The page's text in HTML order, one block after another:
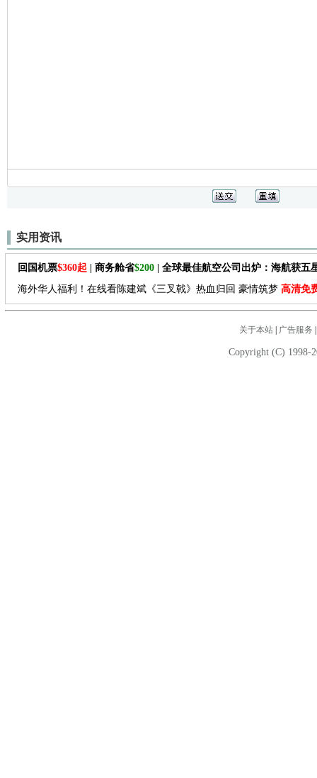
实用资讯
回国机票$360起 | 商务舱省$200 | 全球最佳航空公司出炉：海航获五
海外华人福利！在线看陈建斌《三叉戟》热血归回 豪情筑梦 高清免
关于本站| 广告服务
Copyright (C) 1998-